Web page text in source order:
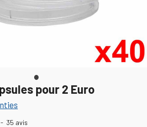
pour 2 Euro
- 35 avis